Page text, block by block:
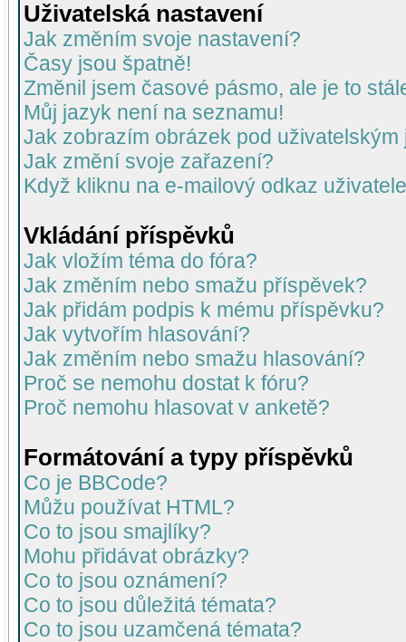
Uživatelská nastavení
Jak změním svoje nastavení?
Časy jsou špatně!
Změnil jsem časové pásmo, ale je to
Můj jazyk není na seznamu!
Jak zobrazím obrázek pod uživatelským
Jak změní svoje zařazení?
Když kliknu na e-mailový odkaz
Vkládání příspěvků
Jak vložím téma do fóra?
Jak změním nebo smažu příspěvek?
Jak přidám podpis k mému příspěvku?
Jak vytvořím hlasování?
Jak změním nebo smažu hlasování?
Proč se nemohu dostat k fóru?
Proč nemohu hlasovat v anketě?
Formátování a typy příspěvků
Co je BBCode?
Můžu používat HTML?
Co to jsou smajlíky?
Mohu přidávat obrázky?
Co to jsou oznámení?
Co to jsou důležitá témata?
Co to jsou uzamčená témata?